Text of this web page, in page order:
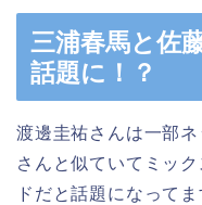
三浦春馬と佐
話題に！？
渡邊圭祐さんは一部
さんと似ていてミッ
ドだと話題になってま